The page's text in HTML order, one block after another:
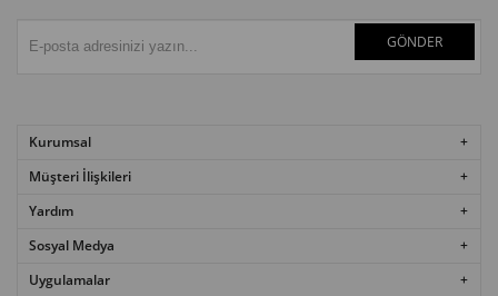
GÖNDER
Kurumsal
Müşteri İlişkileri
Yardım
Sosyal Medya
Uygulamalar